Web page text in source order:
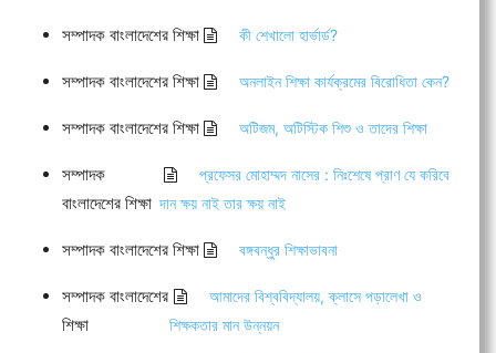
সম্পাদক বাংলাদেশের শিক্ষা কী শেখালো হার্ভার্ড?
সম্পাদক বাংলাদেশের শিক্ষা অনলাইন শিক্ষা কার্যক্রমের বিরোধিতা কেন?
সম্পাদক বাংলাদেশের শিক্ষা অটিজম, অটিস্টিক শিশু ও তাদের শিক্ষা
সম্পাদক
বাংলাদেশের শিক্ষা
প্রফেসর মোহাম্মদ নাসের : নিঃশেষে প্রাণ যে করিবে
দান ক্ষয় নাই তার ক্ষয় নাই
সম্পাদক বাংলাদেশের শিক্ষা বঙ্গবন্ধুর শিক্ষাভাবনা
সম্পাদক বাংলাদেশের
শিক্ষা
আমাদের বিশ্ববিদ্যালয়, ক্লাসে পড়ালেখা ও
শিক্ষকতার মান উন্নয়ন